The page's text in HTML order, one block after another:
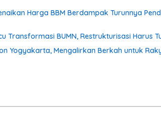
Harga BBM Berdampak Turunnya
Transformasi BUMN, Restrukturisasi Harus
Yogyakarta, Mengalirkan Berkah untuk